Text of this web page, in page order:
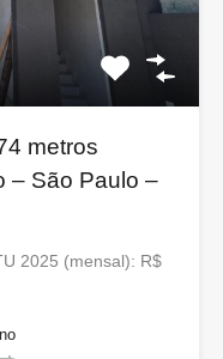
metros
– São Paulo –
2025 (mensal): R$